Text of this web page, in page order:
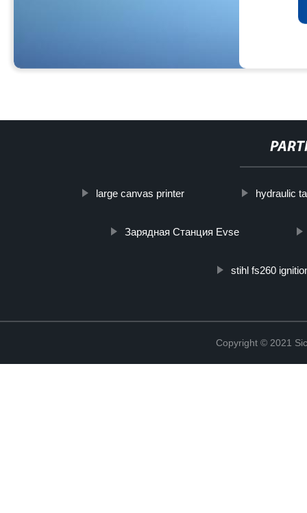
large canvas printer hydraulic
Зарядная Станция Evse
stihl fs260
Copyright © 2021